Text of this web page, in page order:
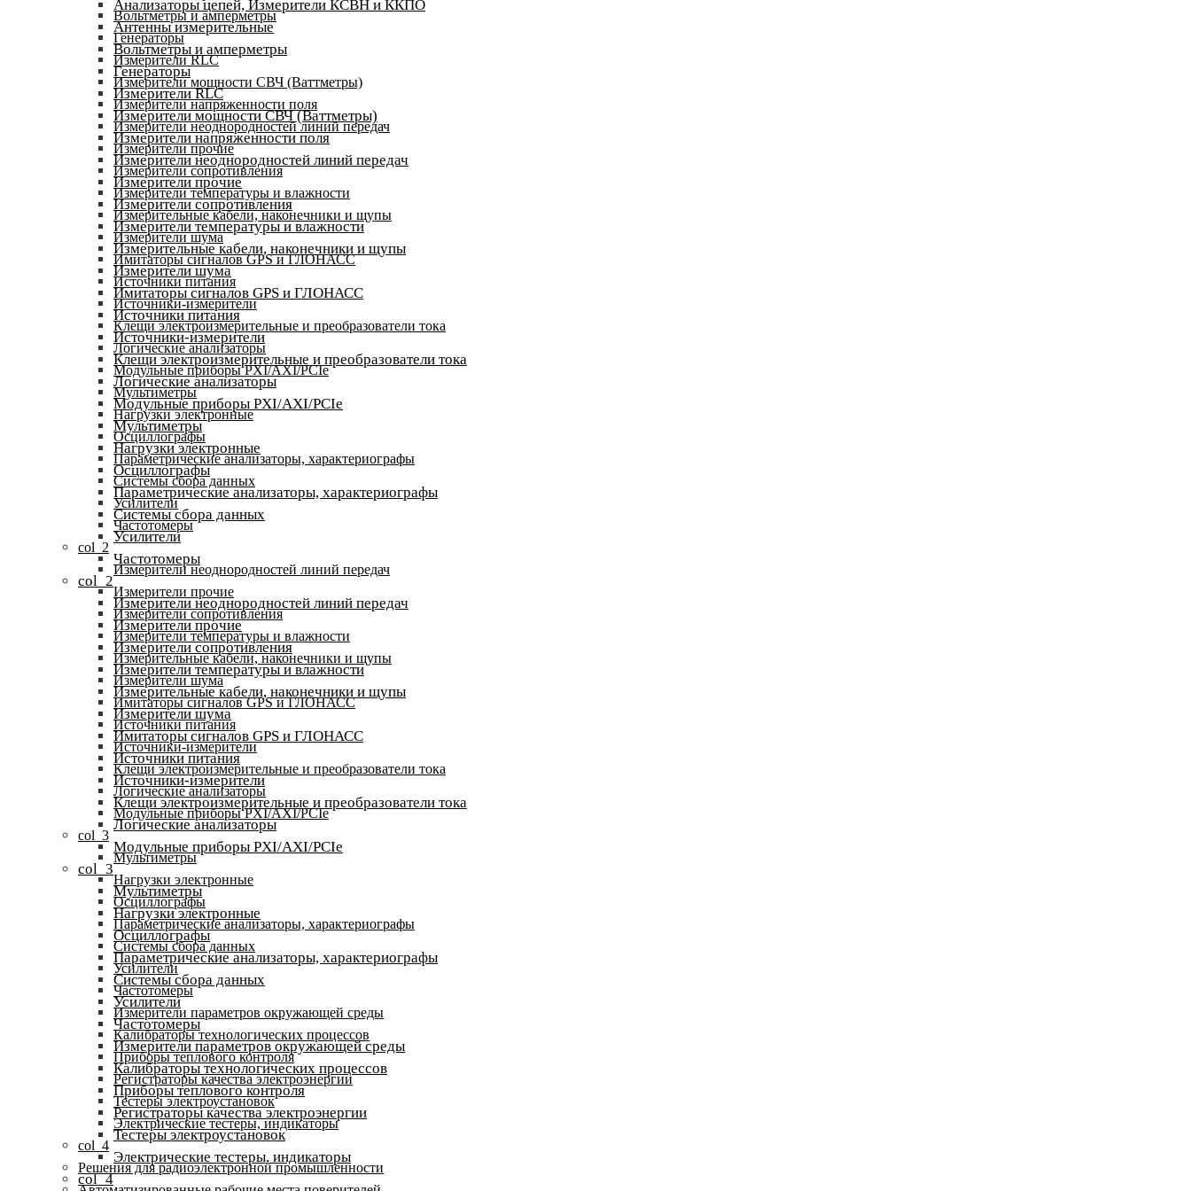
Вольтметры и амперметры
Генераторы
Измерители RLC
Измерители мощности СВЧ (Ваттметры)
Измерители напряженности поля
Измерители неоднородностей линий передач
Измерители прочие
Измерители сопротивления
Измерители температуры и влажности
Измерительные кабели, наконечники и щупы
Измерители шума
Имитаторы сигналов GPS и ГЛОНАСС
Источники питания
Источники-измерители
Клещи электроизмерительные и преобразователи тока
Логические анализаторы
Модульные приборы PXI/AXI/PCIe
Мультиметры
Нагрузки электронные
Осциллографы
Параметрические анализаторы, характериографы
Системы сбора данных
Усилители
Частотомеры
col_2
Измерители неоднородностей линий передач
Измерители прочие
Измерители сопротивления
Измерители температуры и влажности
Измерительные кабели, наконечники и щупы
Измерители шума
Имитаторы сигналов GPS и ГЛОНАСС
Источники питания
Источники-измерители
Клещи электроизмерительные и преобразователи тока
Логические анализаторы
Модульные приборы PXI/AXI/PCIe
col_3
Мультиметры
Нагрузки электронные
Осциллографы
Параметрические анализаторы, характериографы
Системы сбора данных
Усилители
Частотомеры
Измерители параметров окружающей среды
Калибраторы технологических процессов
Приборы теплового контроля
Регистраторы качества электроэнергии
Тестеры электроустановок
Электрические тестеры, индикаторы
col_4
Решения для радиоэлектронной промышленности
Анализаторы цепей, Измерители КСВН и ККПО
Антенны измерительные
Вольтметры и амперметры
Генераторы
Измерители RLC
Измерители мощности СВЧ (Ваттметры)
Измерители напряженности поля
Измерители неоднородностей линий передач
Измерители прочие
Измерители сопротивления
Измерители температуры и влажности
Измерительные кабели, наконечники и щупы
Измерители шума
Имитаторы сигналов GPS и ГЛОНАСС
Источники питания
Источники-измерители
Клещи электроизмерительные и преобразователи тока
Логические анализаторы
Модульные приборы PXI/AXI/PCIe
Мультиметры
Нагрузки электронные
Осциллографы
Параметрические анализаторы, характериографы
Системы сбора данных
Усилители
Частотомеры
col_2
Измерители неоднородностей линий передач
Измерители прочие
Измерители сопротивления
Измерители температуры и влажности
Измерительные кабели, наконечники и щупы
Измерители шума
Имитаторы сигналов GPS и ГЛОНАСС
Источники питания
Источники-измерители
Клещи электроизмерительные и преобразователи тока
Логические анализаторы
Модульные приборы PXI/AXI/PCIe
col_3
Мультиметры
Нагрузки электронные
Осциллографы
Параметрические анализаторы, характериографы
Системы сбора данных
Усилители
Частотомеры
Измерители параметров окружающей среды
Калибраторы технологических процессов
Приборы теплового контроля
Регистраторы качества электроэнергии
Тестеры электроустановок
Электрические тестеры, индикаторы
col_4